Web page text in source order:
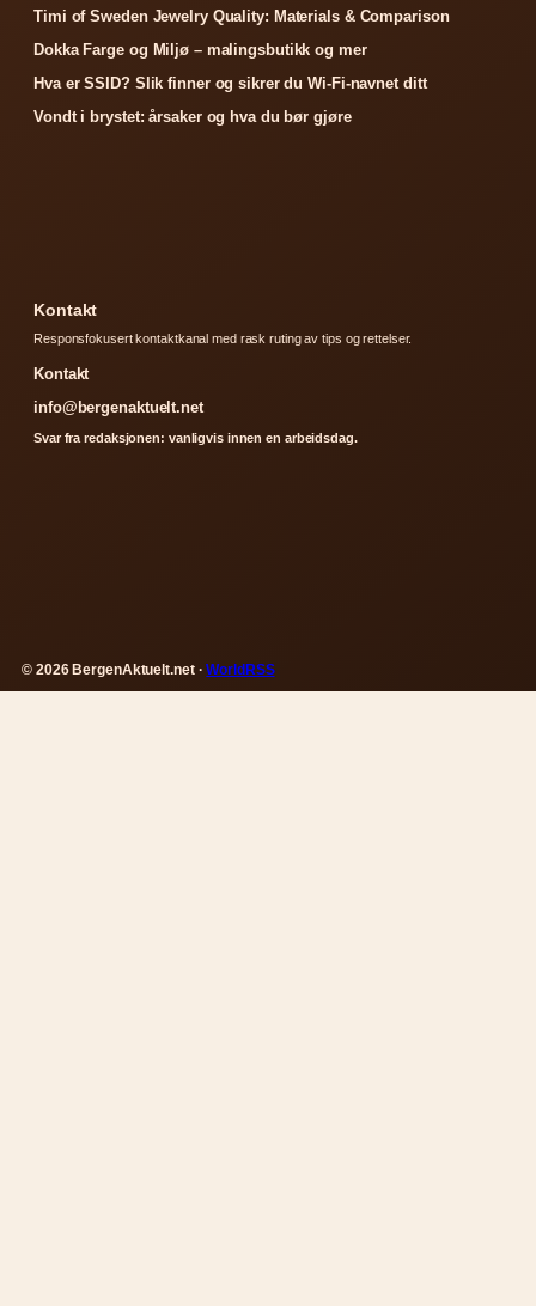
Timi of Sweden Jewelry Quality: Materials & Comparison
Dokka Farge og Miljø – malingsbutikk og mer
Hva er SSID? Slik finner og sikrer du Wi-Fi-navnet ditt
Vondt i brystet: årsaker og hva du bør gjøre
Kontakt
Responsfokusert kontaktkanal med rask ruting av tips og rettelser.
Kontakt
info@bergenaktuelt.net
Svar fra redaksjonen: vanligvis innen en arbeidsdag.
© 2026 BergenAktuelt.net ·WorldRSS